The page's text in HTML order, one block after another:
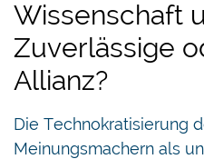
Wissenschaft
Zuverlässige
Allianz?
Die Technokratisierung
Meinungsmachern als